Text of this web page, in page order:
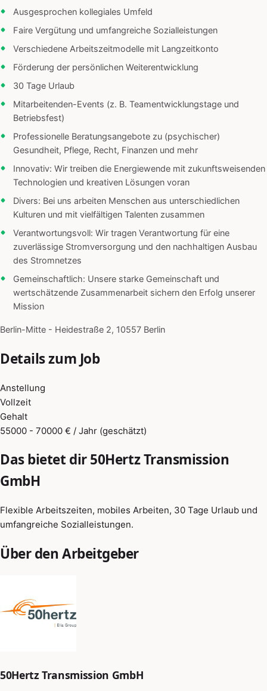
Ausgesprochen kollegiales Umfeld
Faire Vergütung und umfangreiche Sozialleistungen
Verschiedene Arbeitszeitmodelle mit Langzeitkonto
Förderung der persönlichen Weiterentwicklung
30 Tage Urlaub
Mitarbeitenden-Events (z. B. Teamentwicklungstage und
Betriebsfest)
Professionelle Beratungsangebote zu (psychischer)
Gesundheit, Pflege, Recht, Finanzen und mehr
Innovativ: Wir treiben die Energiewende mit zukunftsweisenden
Technologien und kreativen Lösungen voran
Divers: Bei uns arbeiten Menschen aus unterschiedlichen
Kulturen und mit vielfältigen Talenten zusammen
Verantwortungsvoll: Wir tragen Verantwortung für eine
zuverlässige Stromversorgung und den nachhaltigen Ausbau
des Stromnetzes
Gemeinschaftlich: Unsere starke Gemeinschaft und
wertschätzende Zusammenarbeit sichern den Erfolg unserer
Mission
Berlin-Mitte - Heidestraße 2, 10557 Berlin
Details zum Job
Anstellung
Vollzeit
Gehalt
55000 - 70000 € / Jahr (geschätzt)
Das bietet dir 50Hertz Transmission
GmbH
Flexible Arbeitszeiten, mobiles Arbeiten, 30 Tage Urlaub und
umfangreiche Sozialleistungen.
Über den Arbeitgeber
50Hertz Transmission GmbH